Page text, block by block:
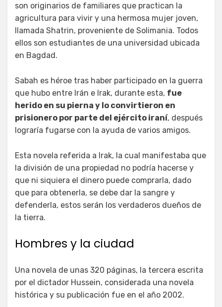
son originarios de familiares que practican la
agricultura para vivir y una hermosa mujer joven,
llamada Shatrin, proveniente de Solimania. Todos
ellos son estudiantes de una universidad ubicada
en Bagdad.
Sabah es héroe tras haber participado en la guerra
que hubo entre Irán e Irak, durante esta, fue
herido en su pierna y lo convirtieron en
prisionero por parte del ejército iraní, después
lograría fugarse con la ayuda de varios amigos.
Esta novela referida a Irak, la cual manifestaba que
la división de una propiedad no podría hacerse y
que ni siquiera el dinero puede comprarla, dado
que para obtenerla, se debe dar la sangre y
defenderla, estos serán los verdaderos dueños de
la tierra.
Hombres y la ciudad
Una novela de unas 320 páginas, la tercera escrita
por el dictador Hussein, considerada una novela
histórica y su publicación fue en el año 2002.